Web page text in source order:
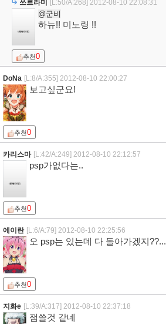
쓰르라미 [L:50/A:268] 2012-08-10 22:08:31
@군비
하뉴!! 미노링 !!
추천0
DoNa [L:8/A:355] 2012-08-10 22:00:27
보고싶군요!
추천0
카리스마 [L:42/A:249] 2012-08-10 22:12:57
psp가없다는..
추천0
에이란 [L:6/A:79] 2012-08-10 22:25:56
오 psp는 있는데 다 돌아가겠지??...
추천0
지화e [L:39/A:317] 2012-08-10 22:37:18
잼쓸것 같네